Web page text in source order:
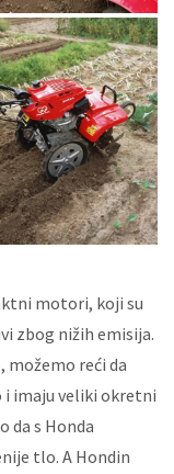
motori, koji su
zbog nižih emisija.
možemo reći da
i imaju veliki okretni
da s Honda
tlo. A Hondin